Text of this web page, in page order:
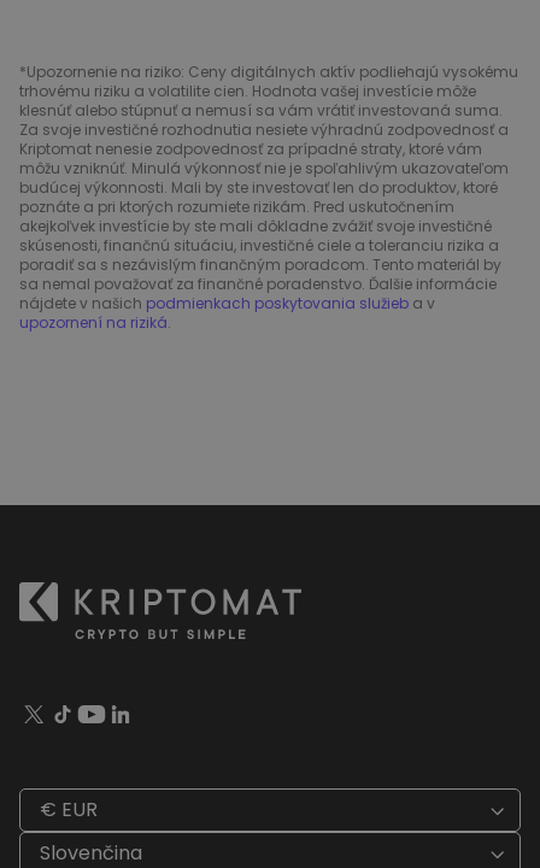
*Upozornenie na riziko: Ceny digitálnych aktív podliehajú vysokému
trhovému riziku a volatilite cien. Hodnota vašej investície môže
klesnúť alebo stúpnuť a nemusí sa vám vrátiť investovaná suma.
Za svoje investičné rozhodnutia nesiete výhradnú zodpovednosť a
Kriptomat nenesie zodpovednosť za prípadné straty, ktoré vám
môžu vzniknúť. Minulá výkonnosť nie je spoľahlivým ukazovateľom
budúcej výkonnosti. Mali by ste investovať len do produktov, ktoré
poznáte a pri ktorých rozumiete rizikám. Pred uskutočnením
akejkoľvek investície by ste mali dôkladne zvážiť svoje investičné
skúsenosti, finančnú situáciu, investičné ciele a toleranciu rizika a
poradiť sa s nezávislým finančným poradcom. Tento materiál by
sa nemal považovať za finančné poradenstvo. Ďalšie informácie
nájdete v našich podmienkach poskytovania služieb a v
upozornení na riziká.
€ EUR
Slovenčina